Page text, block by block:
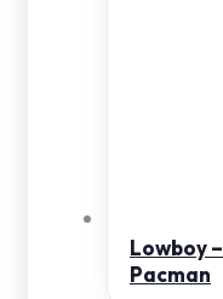
Lowboy –
Pacman